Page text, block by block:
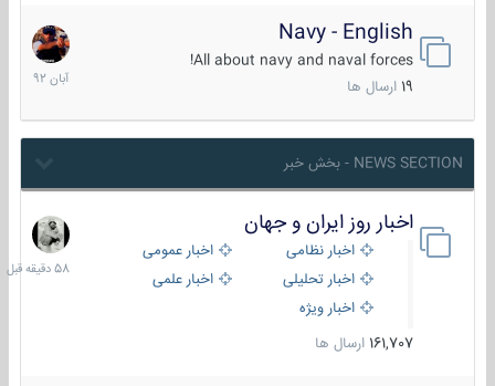
Navy - English
All about navy and naval forces!
ارسال ها
22
آبان
1392
NEWS SECTION - بخش خبر
اخبار روز ایران و جهان
اخبار نظامی
اخبار عمومی
اخبار تحلیلی
اخبار علمی
اخبار ویژه
161,707 ارسال ها
58
دقیقه
قبل